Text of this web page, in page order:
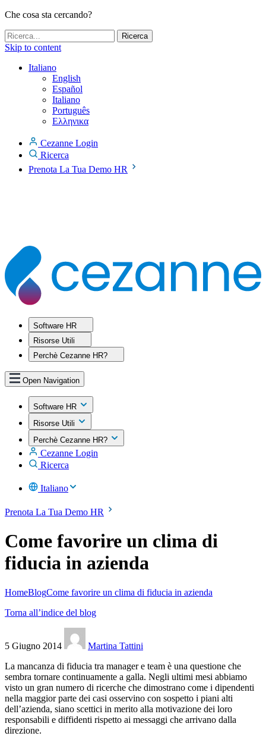
Che cosa sta cercando?
Skip to content
Italiano
English
Español
Italiano
Português
Ελληνικα
Cezanne Login
Ricerca
Prenota La Tua Demo HR
Software HR
Risorse Utili
Perchè Cezanne HR?
Open Navigation
Software HR
Risorse Utili
Perchè Cezanne HR?
Cezanne Login
Ricerca
Italiano
Prenota La Tua Demo HR
Come favorire un clima di
fiducia in azienda
HomeBlogCome favorire un clima di fiducia in azienda
Torna all’indice del blog
5 Giugno 2014
Martina Tattini
La mancanza di fiducia tra manager e team è una questione che
sembra tornare continuamente a galla. Negli ultimi mesi abbiamo
visto un gran numero di ricerche che dimostrano come i dipendenti
nella maggior parte dei casi osservino con sospetto i piani alti
dell’azienda, siano scettici in merito alla motivazione dei loro
responsabili e diffidenti rispetto ai messaggi che arrivano dalla
direzione.